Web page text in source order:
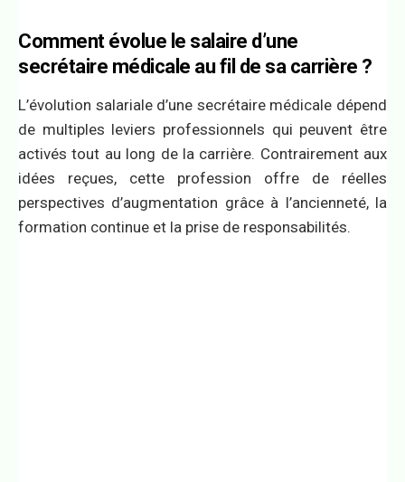
Comment évolue le salaire d’une
secrétaire médicale au fil de sa carrière ?
L’évolution salariale d’une secrétaire médicale dépend
de multiples leviers professionnels qui peuvent être
activés tout au long de la carrière. Contrairement aux
idées reçues, cette profession offre de réelles
perspectives d’augmentation grâce à l’ancienneté, la
formation continue et la prise de responsabilités.